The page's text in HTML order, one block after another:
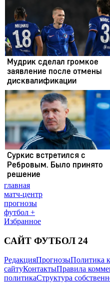
главная
матч-центр
прогнозы
футбол +
Избранное
САЙТ ФУТБОЛ 24
РедакцияПрогнозыПолитика
сайтуКонтактыПравила
политикаСтруктура